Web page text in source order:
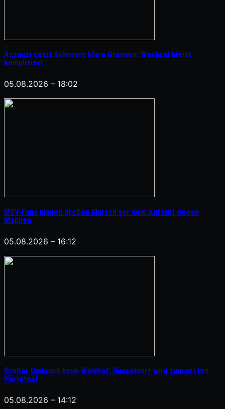
Azzouzi setzt Schroers klare Grenzen: Wechsel bleibt
kompliziert
05.08.2026 – 18:02
MSV-Fans planen großen Marsch vor dem Auftakt gegen
Meppen
05.08.2026 – 16:12
Großer Umbruch beim Waldhof: Düsseldorf wird zum ersten
Härtetest
05.08.2026 – 14:12